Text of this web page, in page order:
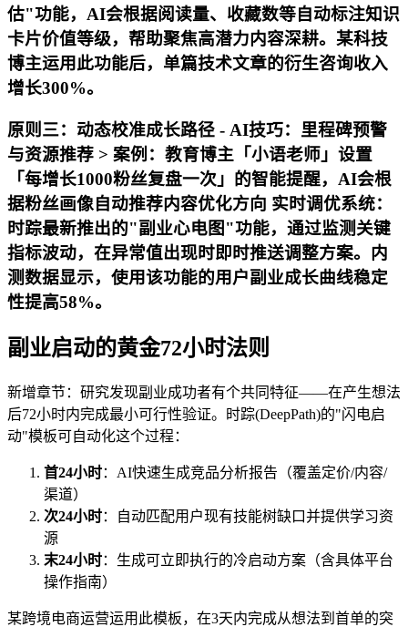
估"功能，AI会根据阅读量、收藏数等自动标注知识
卡片价值等级，帮助聚焦高潜力内容深耕。某科技
博主运用此功能后，单篇技术文章的衍生咨询收入
增长300%。
原则三：动态校准成长路径 - AI技巧：里程碑预警
与资源推荐 > 案例：教育博主「小语老师」设置
「每增长1000粉丝复盘一次」的智能提醒，AI会根
据粉丝画像自动推荐内容优化方向 实时调优系统：
时踪最新推出的"副业心电图"功能，通过监测关键
指标波动，在异常值出现时即时推送调整方案。内
测数据显示，使用该功能的用户副业成长曲线稳定
性提高58%。
副业启动的黄金72小时法则
新增章节：研究发现副业成功者有个共同特征——在产生想法
后72小时内完成最小可行性验证。时踪(DeepPath)的"闪电启
动"模板可自动化这个过程：
首24小时：AI快速生成竞品分析报告（覆盖定价/内容/
渠道）
次24小时：自动匹配用户现有技能树缺口并提供学习资
源
末24小时：生成可立即执行的冷启动方案（含具体平台
操作指南）
某跨境电商运营运用此模板，在3天内完成从想法到首单的突